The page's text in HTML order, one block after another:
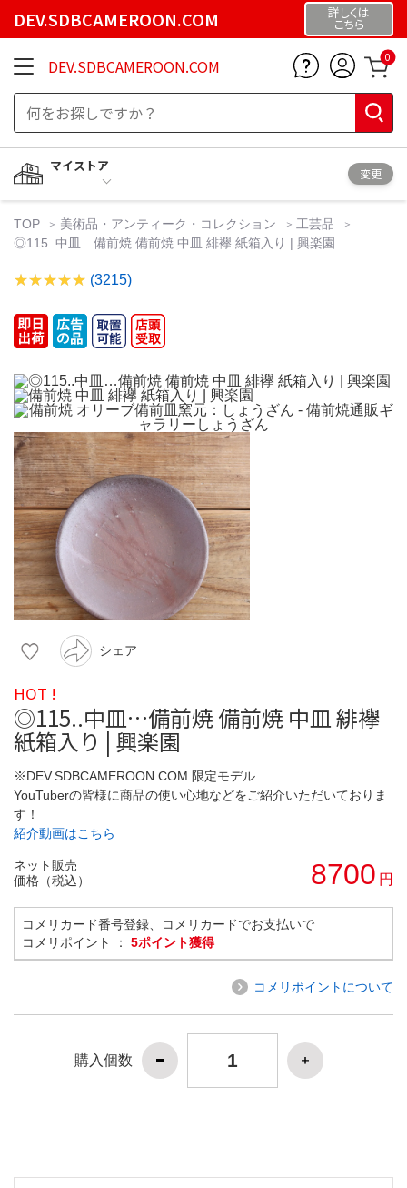
DEV.SDBCAMEROON.COM 詳しくは
こちら
DEV.SDBCAMEROON.COM 0
マイストア
変更
TOP 美術品・アンティーク・コレクション
工芸品
◎115..中皿…備前焼 備前焼 中皿 緋襷 紙箱入り | 興楽園
(3215)
シェア
HOT !
◎115..中皿…備前焼 備前焼 中皿 緋襷
紙箱入り | 興楽園
※DEV.SDBCAMEROON.COM 限定モデル
YouTuberの皆様に商品の使い心地などをご紹介いただいておりま
す！
紹介動画はこちら
ネット販売
価格（税込）
8700 円
コメリカード番号登録、コメリカードでお支払いで
コメリポイント ： 5ポイント獲得
コメリポイントについて
購入個数